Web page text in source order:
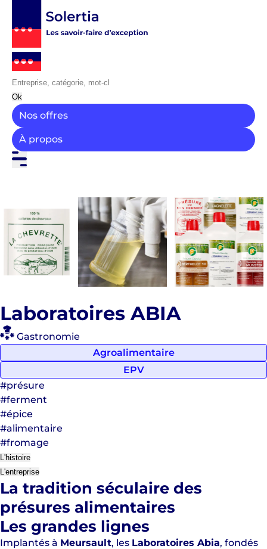
Ok
Nos offres
À propos
Laboratoires ABIA
Gastronomie
Agroalimentaire
EPV
#présure
#ferment
#épice
#alimentaire
#fromage
L'histoire
L'entreprise
La tradition séculaire des
présures alimentaires
Les grandes lignes
Implantés à Meursault, les Laboratoires Abia, fondés